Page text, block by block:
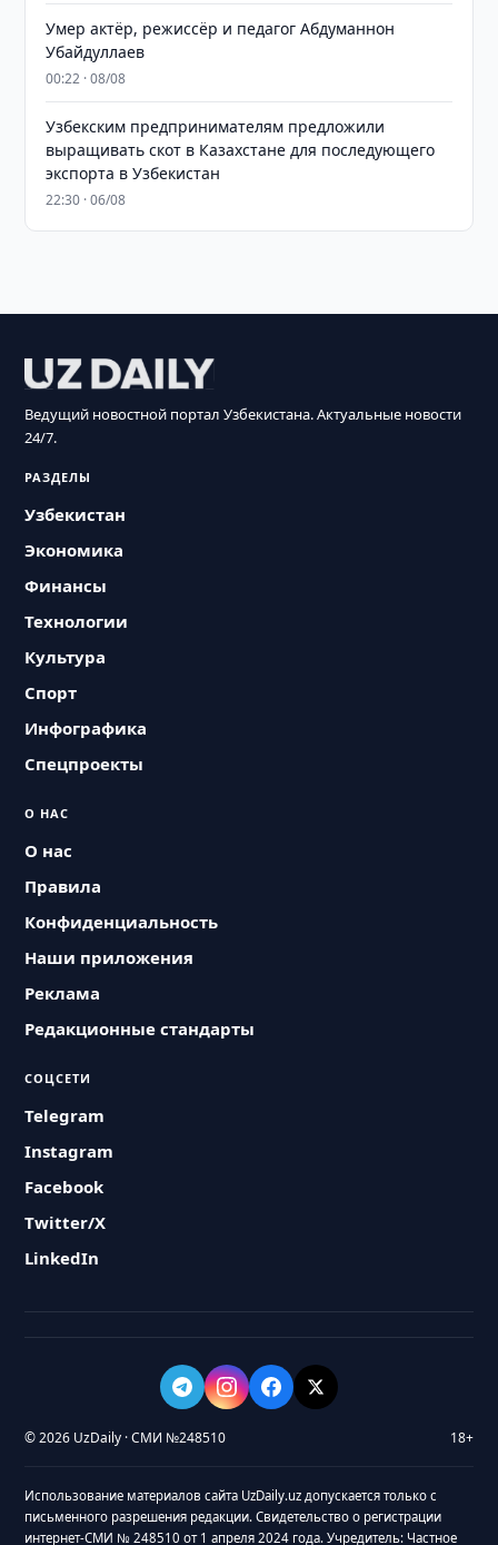
Умер актёр, режиссёр и педагог Абдуманнон
Убайдуллаев
00:22 · 08/08
Узбекским предпринимателям предложили
выращивать скот в Казахстане для последующего
экспорта в Узбекистан
22:30 · 06/08
Ведущий новостной портал Узбекистана. Актуальные новости
24/7.
РАЗДЕЛЫ
Узбекистан
Экономика
Финансы
Технологии
Культура
Спорт
Инфографика
Спецпроекты
О НАС
О нас
Правила
Конфиденциальность
Наши приложения
Реклама
Редакционные стандарты
СОЦСЕТИ
Telegram
Instagram
Facebook
Twitter/X
LinkedIn
© 2026 UzDaily · СМИ №248510 18+
Использование материалов сайта UzDaily.uz допускается только с
письменного разрешения редакции. Свидетельство о регистрации
интернет-СМИ № 248510 от 1 апреля 2024 года. Учредитель: Частное